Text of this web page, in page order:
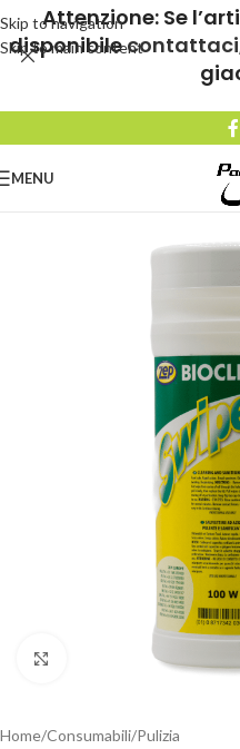
Skip to navigation
Skip to main content
Attenzione: Se
disponibilecontattaci
MENU
Click to enlarge
Home/Consumabili/Pulizia